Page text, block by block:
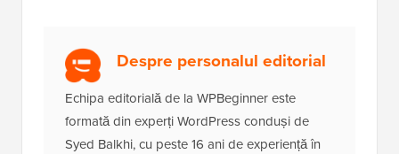
Despre personalul editorial
Echipa editorială de la WPBeginner este
formată din experți WordPress conduși de
Syed Balkhi, cu peste 16 ani de experiență în